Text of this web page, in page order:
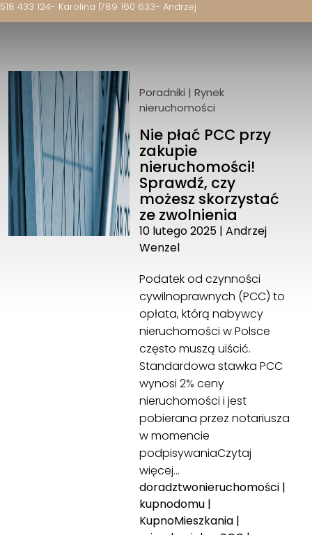
518 433 124- Karolina |789 160 633- Andrzej
Poradniki | Rynek
nieruchomości
Nie płać PCC przy
zakupie
nieruchomości!
Sprawdź, czy
możesz skorzystać
ze zwolnienia
10 lutego 2025| Andrzej
Wenzel
Podatek od czynności
cywilnoprawnych (PCC) to
opłata, którą nabywcy
nieruchomości w Polsce
często muszą uiścić.
Standardowa stawka PCC
wynosi 2% ceny
nieruchomości i jest
pobierana przez notariusza
w momencie
podpisywaniaCzytaj
więcej…
doradztwonieruchomości|
kupnodomu|
KupnoMieszkania|